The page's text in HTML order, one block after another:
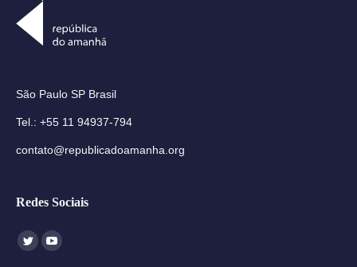
São Paulo SP Brasil
Tel.: +55 11 94937-794
contato@republicadoamanha.org
Redes Sociais
Encontre-nos em:
TwitterYouTube